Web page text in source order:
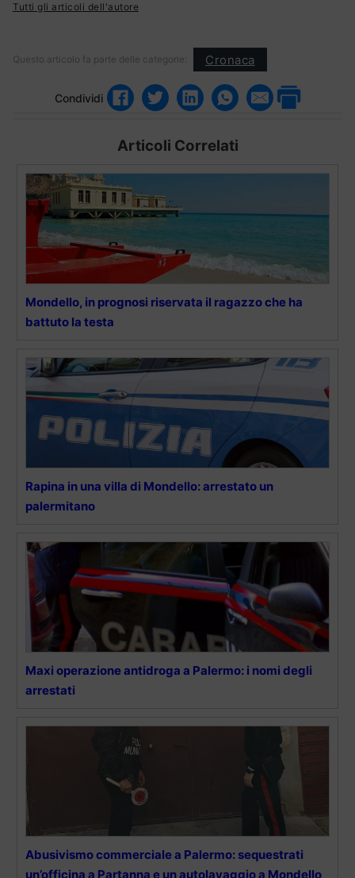
Tutti gli articoli dell'autore
Questo articolo fa parte delle categorie: Cronaca
Condividi
Articoli Correlati
Mondello, in prognosi riservata il ragazzo che ha
battuto la testa
Rapina in una villa di Mondello: arrestato un
palermitano
Maxi operazione antidroga a Palermo: i nomi degli
arrestati
Abusivismo commerciale a Palermo: sequestrati
un’officina a Partanna e un autolavaggio a Mondello